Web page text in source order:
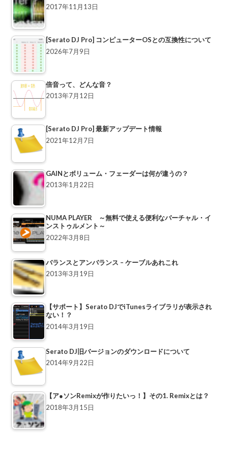
2017年11月13日
[Serato DJ Pro] コンピューターOSとの互換性について
2026年7月9日
倍音って、どんな音？
2013年7月12日
[Serato DJ Pro] 最新アップデート情報
2021年12月7日
GAINとボリューム・フェーダーは何が違うの？
2013年1月22日
NUMA PLAYER ～無料で使える便利なバーチャル・イ
ンストゥルメント～
2022年3月8日
バランスとアンバランス – ケーブルあれこれ
2013年3月19日
【サポート】Serato DJでiTunesライブラリが表示され
ない！？
2014年3月19日
Serato DJ旧バージョンのダウンロードについて
2014年9月22日
【ア●ソンRemixが作りたいっ！】その1. Remixとは？
2018年3月15日